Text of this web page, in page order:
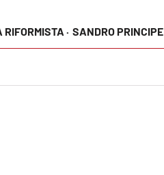
RIFORMISTA · SANDRO PRINCIPE